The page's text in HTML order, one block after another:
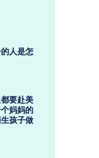
人是怎
要赴美
妈妈的
孩子做